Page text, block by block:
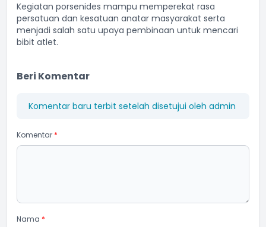
Kegiatan porsenides mampu memperekat rasa
persatuan dan kesatuan anatar masyarakat serta
menjadi salah satu upaya pembinaan untuk mencari
bibit atlet.
Beri Komentar
Komentar baru terbit setelah disetujui oleh admin
Komentar *
Nama *